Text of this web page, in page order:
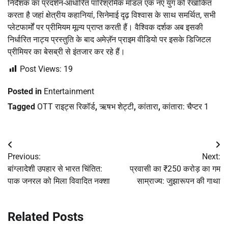
निर्देशक का प्रदर्शन-आधारित पारिश्रमिक मॉडल एक नए युग को रेखांकित
करता है जहां क्षेत्रीय कहानियां, सिनेमाई दृढ़ विश्वास के साथ समर्थित, सभी
प्लेटफार्मों पर प्रीमियम मूल्य प्राप्त करती हैं। वैश्विक दर्शक अब इसकी
निर्धारित नाट्य प्रस्तुति के बाद अमेज़ॅन प्राइम वीडियो पर इसके डिजिटल
प्रीमियर का बेसब्री से इंतजार कर रहे हैं।
Post Views: 19
Posted in Entertainment
Tagged OTT राइट्स रिकॉर्ड,ऋषभ शेट्टी,कांतारा,कांतारा: चैप्टर 1
Post
navigation
Previous:
बांग्लादेशी उपहार से भारत चिंतित:
पाक जनरल को मिला विवादित नक्शा
Next:
प्रवासी का ₹250 करोड़ का गम
साम्राज्य: जुझारूपन की गाथा
Related Posts